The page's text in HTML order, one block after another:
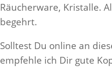
Räucher­ware, Kristalle.
begehrt.
Soll­test Du online an
empfehle ich Dir gute